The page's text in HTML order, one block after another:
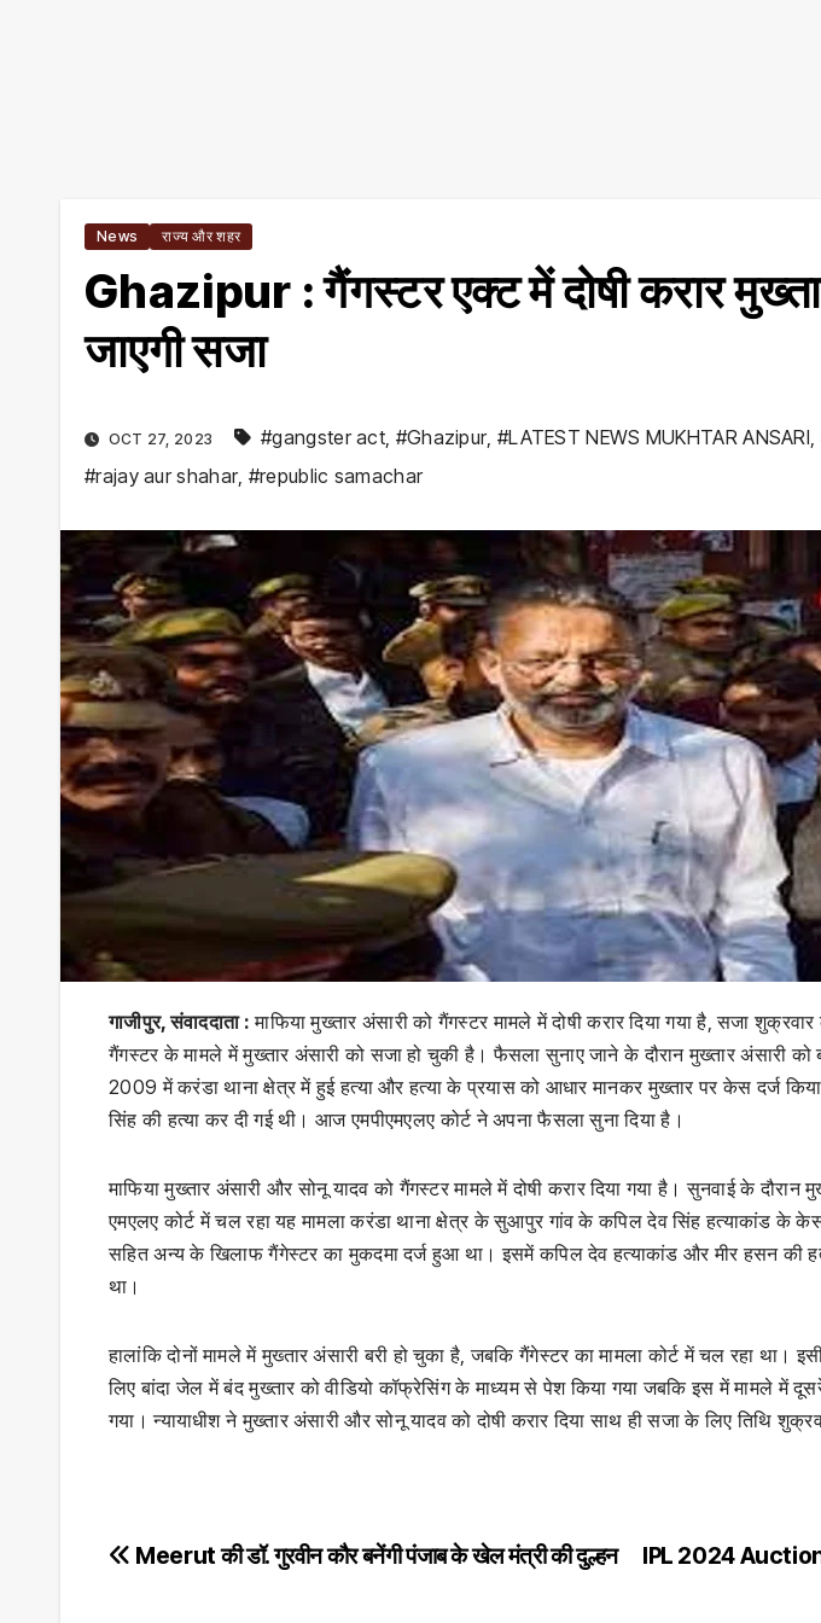
News राज्य और शहर
Ghazipur : गैंगस्टर एक्ट में दोषी करार
जाएगी सजा
OCT 27, 2023 #gangster act, #Ghazipur, #LATEST NEWS MUKHTAR ANSARI,
#rajay aur shahar, #republic samachar
गाजीपुर, संवाददाता : माफिया मुख्तार अंसारी को गैंगस्टर मामले में दोषी करार दिया गया है, सजा
गैंगस्टर के मामले में मुख्तार अंसारी को सजा हो चुकी है। फैसला सुनाए जाने के दौरान मुख्तार अंसारी को
2009 में करंडा थाना क्षेत्र में हुई हत्या और हत्या के प्रयास को आधार मानकर मुख्तार पर केस दर्ज
सिंह की हत्या कर दी गई थी। आज एमपीएमएलए कोर्ट ने अपना फैसला सुना दिया है।
माफिया मुख्तार अंसारी और सोनू यादव को गैंगस्टर मामले में दोषी करार दिया गया है। सुनवाई के दौरान
एमएलए कोर्ट में चल रहा यह मामला करंडा थाना क्षेत्र के सुआपुर गांव के कपिल देव सिंह हत्याकांड के
सहित अन्य के खिलाफ गैंगेस्टर का मुकदमा दर्ज हुआ था। इसमें कपिल देव हत्याकांड और मीर हसन की
था।
हालांकि दोनों मामले में मुख्तार अंसारी बरी हो चुका है, जबकि गैंगेस्टर का मामला कोर्ट में चल रहा
लिए बांदा जेल में बंद मुख्तार को वीडियो कॉफ्रेसिंग के माध्यम से पेश किया गया जबकि इस में मामले में
गया। न्यायाधीश ने मुख्तार अंसारी और सोनू यादव को दोषी करार दिया साथ ही सजा के लिए तिथि
Post
IPL 2024 Auction
Meerut की डॉ. गुरवीन कौर बनेंगी पंजाब के खेल मंत्री की दुल्हन